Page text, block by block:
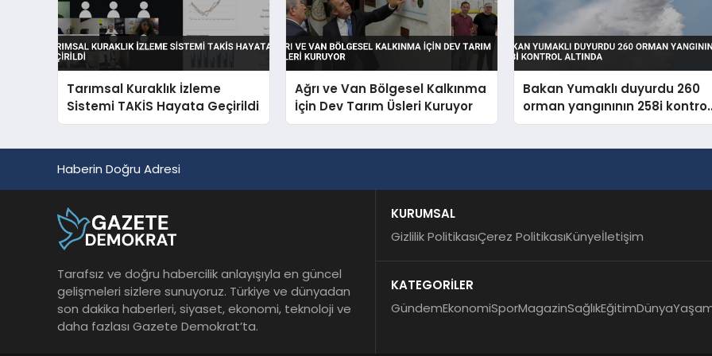
Tarımsal Kuraklık İzleme
Sistemi TAKİS Hayata Geçirildi
Ağrı ve Van Bölgesel Kalkınma
İçin Dev Tarım Üsleri Kuruyor
Bakan Yumaklı duyurdu 260
orman yangınının 258i kontrol
altında
Haberin Doğru Adresi
Tarafsız ve doğru habercilik anlayışıyla en güncel
gelişmeleri sizlere sunuyoruz. Türkiye ve dünyadan
son dakika haberleri, siyaset, ekonomi, teknoloji ve
daha fazlası Gazete Demokrat’ta.
KURUMSAL
Gizlilik PolitikasıÇerez PolitikasıKünyeİletişim
KATEGORİLER
GündemEkonomiSporMagazinSağlıkEğitimDünya